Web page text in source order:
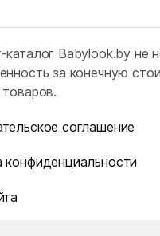
каталог Babylook.by не
за конечную
соглашение
конфиденциальности